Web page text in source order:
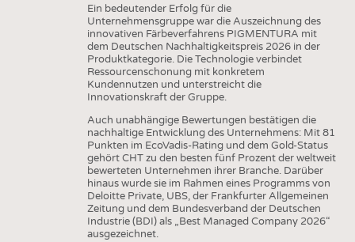
Ein bedeutender Erfolg für die
Unternehmensgruppe war die Auszeichnung des
innovativen Färbeverfahrens PIGMENTURA mit
dem Deutschen Nachhaltigkeitspreis 2026 in der
Produktkategorie. Die Technologie verbindet
Ressourcenschonung mit konkretem
Kundennutzen und unterstreicht die
Innovationskraft der Gruppe.
Auch unabhängige Bewertungen bestätigen die
nachhaltige Entwicklung des Unternehmens: Mit 81
Punkten im EcoVadis-Rating und dem Gold-Status
gehört CHT zu den besten fünf Prozent der weltweit
bewerteten Unternehmen ihrer Branche. Darüber
hinaus wurde sie im Rahmen eines Programms von
Deloitte Private, UBS, der Frankfurter Allgemeinen
Zeitung und dem Bundesverband der Deutschen
Industrie (BDI) als „Best Managed Company 2026“
ausgezeichnet.